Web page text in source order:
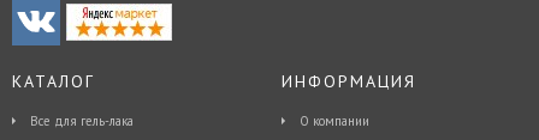
КАТАЛОГ
Все для гель-лака
ИНФОРМАЦИЯ
О компании